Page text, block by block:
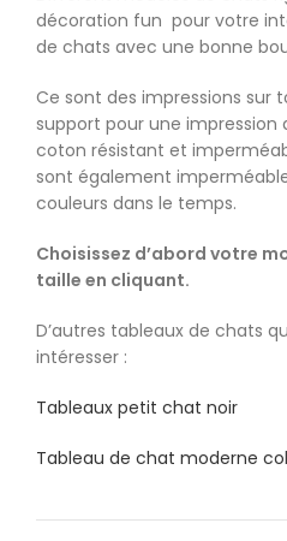
décoration fun pour votre
de chats avec une bonne
Ce sont des impressions sur
support pour une impression
coton résistant et
sont également
couleurs dans le temps.
Choisissez d’abord votre
taille en cliquant.
D’autres tableaux de chats
intéresser :
Tableaux petit chat noir
Tableau de chat moderne